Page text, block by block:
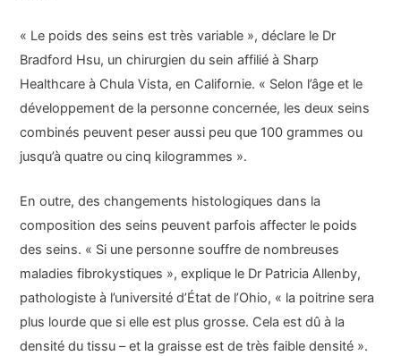
« Le poids des seins est très variable », déclare le Dr
Bradford Hsu, un chirurgien du sein affilié à Sharp
Healthcare à Chula Vista, en Californie. « Selon l’âge et le
développement de la personne concernée, les deux seins
combinés peuvent peser aussi peu que 100 grammes ou
jusqu’à quatre ou cinq kilogrammes ».
En outre, des changements histologiques dans la
composition des seins peuvent parfois affecter le poids
des seins. « Si une personne souffre de nombreuses
maladies fibrokystiques », explique le Dr Patricia Allenby,
pathologiste à l’université d’État de l’Ohio, « la poitrine sera
plus lourde que si elle est plus grosse. Cela est dû à la
densité du tissu – et la graisse est de très faible densité ».